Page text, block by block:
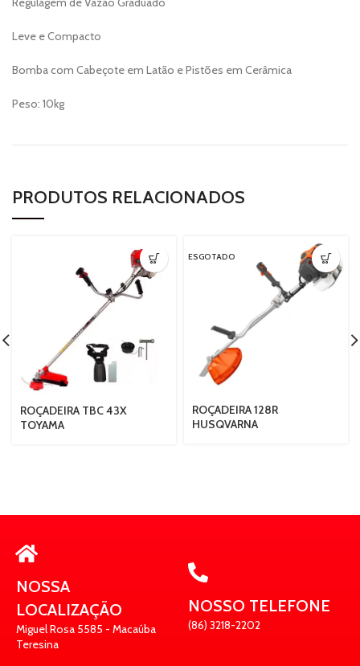
Leve e Compacto
Bomba com Cabeçote em Latão e Pistões em Cerâmica
Peso: 10kg
PRODUTOS RELACIONADOS
ROÇADEIRA TBC 43X
TOYAMA
ESGOTADO
ROÇADEIRA 128R
HUSQVARNA
NOSSA
LOCALIZAÇÃO
Miguel Rosa 5585 - Macaúba
Teresina
NOSSO TELEFONE
(86) 3218-2202